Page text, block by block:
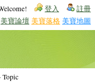
登入 註冊
美寶論壇 美寶落格 美寶地圖
Topic